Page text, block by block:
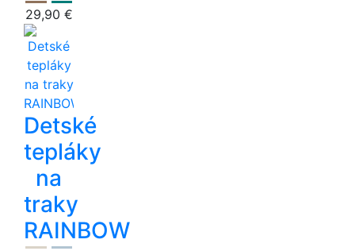
29,90 €
Detské
tepláky
na
traky
RAINBOW